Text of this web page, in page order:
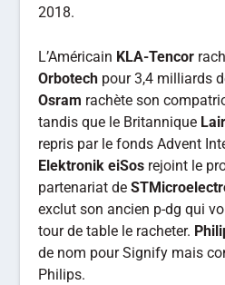
2018.
L’Américain KLA-Tencor
Orbotech pour 3,4 milliards
Osram rachète son
tandis que le Britannique
repris par le fonds Advent
Elektronik eiSos rejoint le
partenariat de
exclut son ancien p-dg qui
tour de table le racheter.
de nom pour Signify mais
Philips.